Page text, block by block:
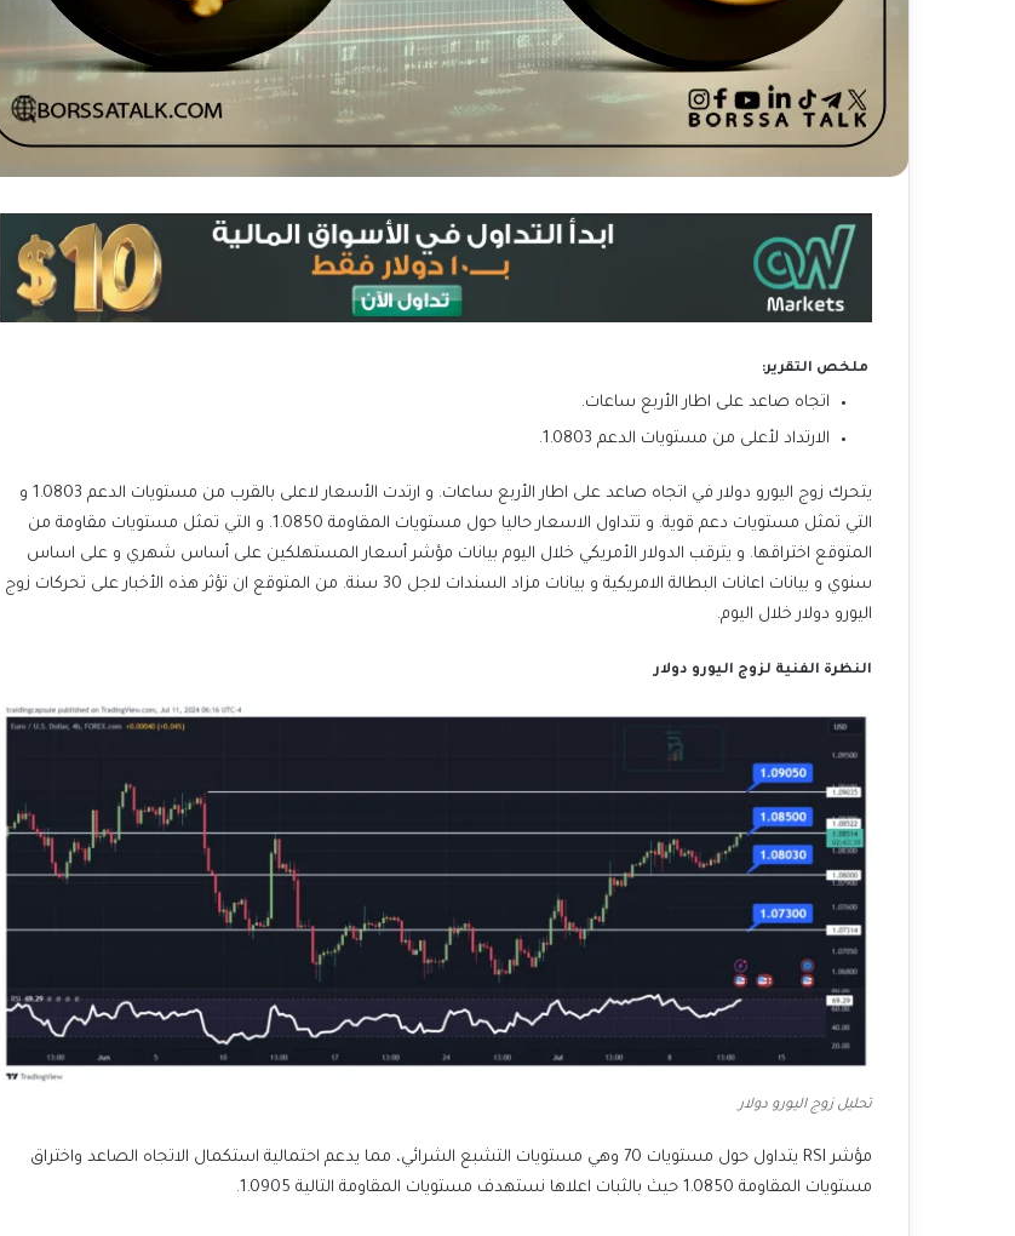
ملخص التقرير:
اتجاه صاعد على اطار الأربع ساعات.
الارتداد لأعلى من مستويات الدعم 1.0803.
يتحرك زوج اليورو دولار في اتجاه صاعد على اطار الأربع ساعات. و ارتدت الأسعار لاعلى بالقرب من مستويات الدعم 1.0803 و
التي تمثل مستويات دعم قوية. و تتداول الاسعار حاليا حول مستويات المقاومة 1.0850. و التي تمثل مستويات مقاومة من
المتوقع اختراقها. و يترقب الدولار الأمريكي خلال اليوم بيانات مؤشر أسعار المستهلكين على أساس شهري و على اساس
سنوي و بيانات اعانات البطالة الامريكية و بيانات مزاد السندات لاجل 30 سنة. من المتوقع ان تؤثر هذه الأخبار على تحركات زوج
اليورو دولار خلال اليوم.
النظرة الفنية لزوج اليورو دولار
تحليل زوج اليورو دولار
مؤشر RSI يتداول حول مستويات 70 وهي مستويات التشبع الشرائي، مما يدعم احتمالية استكمال الاتجاه الصاعد واختراق
مستويات المقاومة 1.0850 حيث بالثبات اعلاها نستهدف مستويات المقاومة التالية 1.0905.